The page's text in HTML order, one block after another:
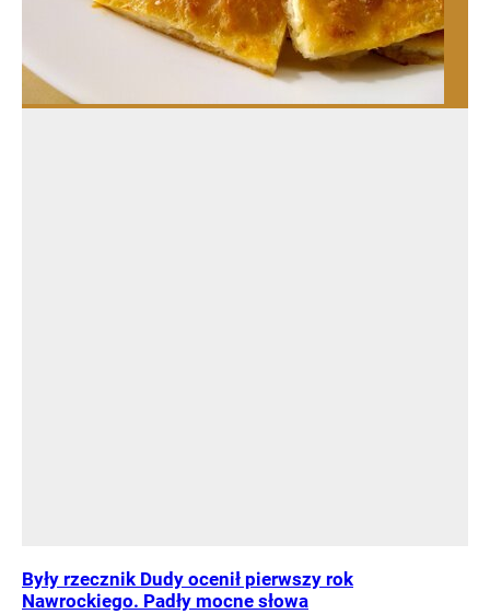
Były rzecznik Dudy ocenił pierwszy rok
Nawrockiego. Padły mocne słowa